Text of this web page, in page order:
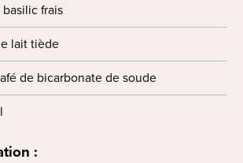
frais
lait tiède
de bicarbonate de soude
: